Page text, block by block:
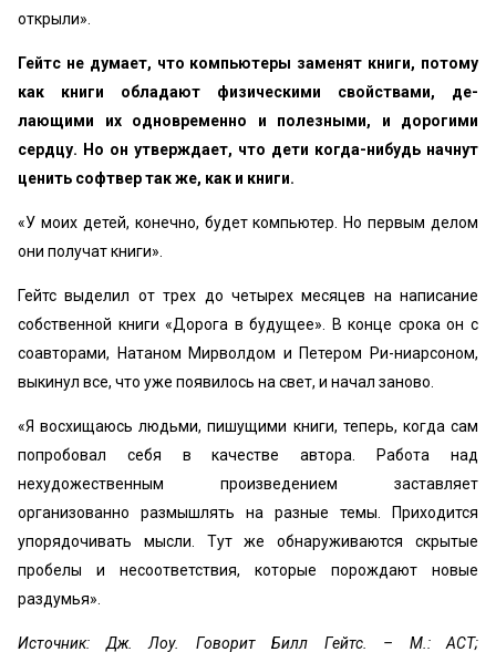
открыли».
Гейтс не думает, что компьютеры заменят книги, по­тому
как книги обладают физическими свойствами, де­
лающими их одновременно и полезными, и дорогими
сердцу. Но он утверждает, что дети когда-нибудь начнут
ценить софтвер так же, как и книги.
«У моих детей, конечно, будет компьютер. Но пер­вым делом
они получат книги».
Гейтс выделил от трех до четырех месяцев на написа­ние
собственной книги «Дорога в будущее». В конце сро­ка он с
соавторами, Натаном Мирволдом и Петером Ри-ниарсоном,
выкинул все, что уже появилось на свет, и начал заново.
«Я восхищаюсь людьми, пишущими книги, теперь, когда сам
попробовал себя в качестве автора. Рабо­та над
нехудожественным произведением застав­ляет
организованно размышлять на разные темы. Приходится
упорядочивать мысли. Тут же обнару­живаются скрытые
пробелы и несоответствия, которые порождают новые
раздумья».
Источник: Дж. Лоу. Говорит Билл Гейтс. – М.: АСТ;